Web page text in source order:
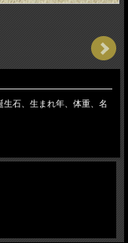
石、生まれ年、体重、名